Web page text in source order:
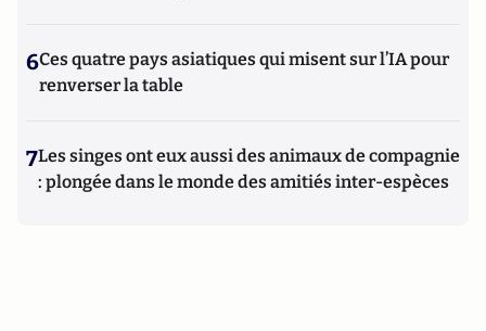
6Ces quatre pays asiatiques qui misent sur l’IA pour
renverser la table
7Les singes ont eux aussi des animaux de compagnie
: plongée dans le monde des amitiés inter-espèces